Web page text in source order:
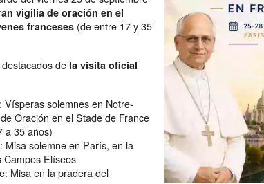
vigilia de oración en el
franceses (de entre 17 y 35
de la visita oficial
solemnes en Notre-
Oración en el Stade de France
a 35 años)
Misa solemne en París, en la
Campos Elíseos
Misa en la pradera del